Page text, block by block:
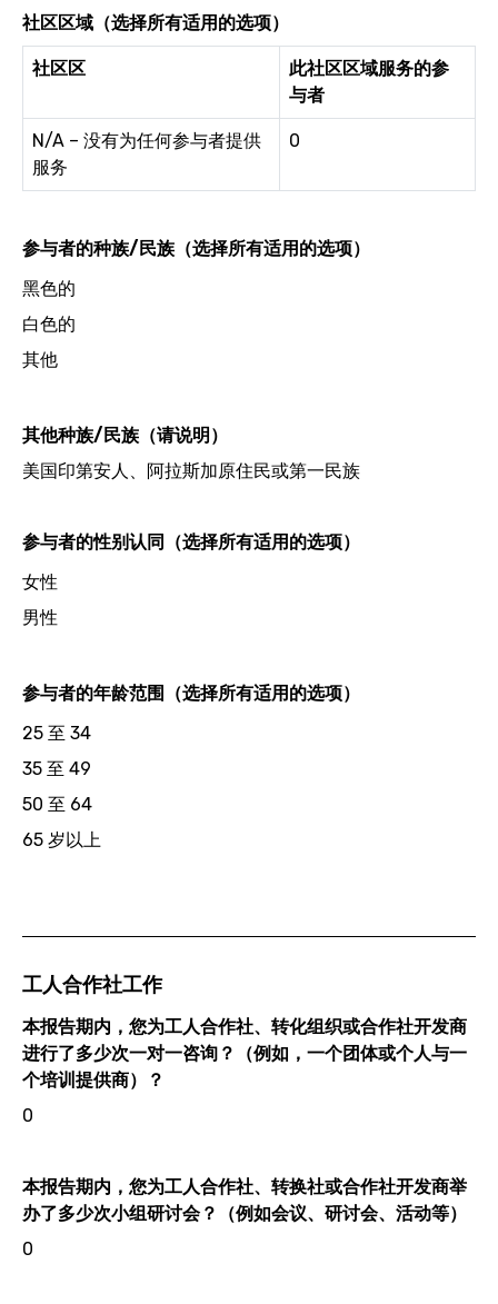
社区区域（选择所有适用的选项）
社区区
此社区区域服务的参
与者
N/A – 没有为任何参与者提供
服务
0
参与者的种族/民族（选择所有适用的选项）
黑色的
白色的
其他
其他种族/民族（请说明）
美国印第安人、阿拉斯加原住民或第一民族
参与者的性别认同（选择所有适用的选项）
女性
男性
参与者的年龄范围（选择所有适用的选项）
25 至 34
35 至 49
50 至 64
65 岁以上
工人合作社工作
本报告期内，您为工人合作社、转化组织或合作社开发商
进行了多少次一对一咨询？（例如，一个团体或个人与一
个培训提供商）？
0
本报告期内，您为工人合作社、转换社或合作社开发商举
办了多少次小组研讨会？（例如会议、研讨会、活动等）
0